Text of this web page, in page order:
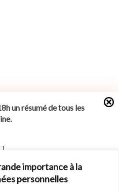
importance à la
personnelles
un résumé de tous les